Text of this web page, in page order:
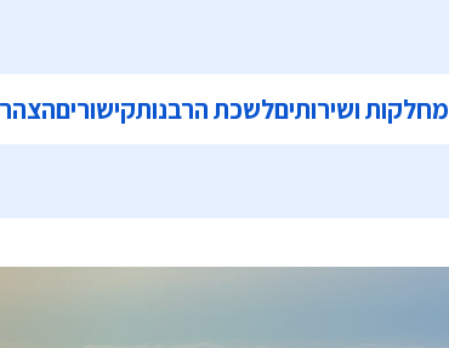
מחלקות ושירותיםלשכת הרבנותקישורים